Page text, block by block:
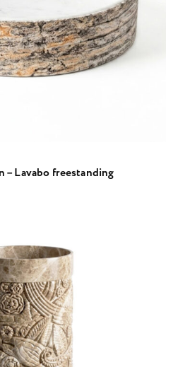
Lavabo freestanding